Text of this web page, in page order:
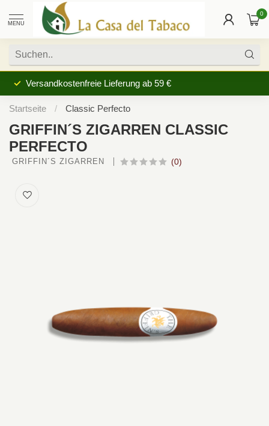
MENU
0
Versandkostenfreie Lieferung ab 59 €
Startseite / Classic Perfecto
GRIFFIN´S ZIGARREN CLASSIC
PERFECTO
GRIFFIN´S ZIGARREN (0)